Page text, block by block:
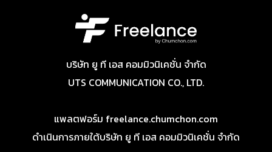
บริษัท ยู ที เอส คอมมิวนิเคชั่น จำกัด
UTS COMMUNICATION CO., LTD.
แพลตฟอร์ม freelance.chumchon.com
ดำเนินการภายใต้บริษัท ยู ที เอส คอมมิวนิเคชั่น จำกัด